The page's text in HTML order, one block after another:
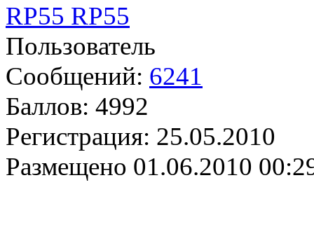
RP55 RP55
Пользователь
Сообщений: 6241
Баллов: 4992
Регистрация: 25.05.2010
Размещено 01.06.2010